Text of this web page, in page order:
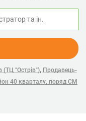
(ТЦ "Острів"), Продавець-
40 кварталу, поряд СМ